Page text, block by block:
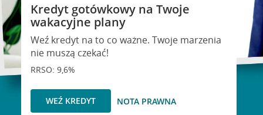
Kredyt gotówkowy na Twoje
wakacyjne plany
Weź kredyt na to co ważne. Twoje marzenia
nie muszą czekać!
RRSO: 9,6%
WEŹ KREDYT NOTA PRAWNA